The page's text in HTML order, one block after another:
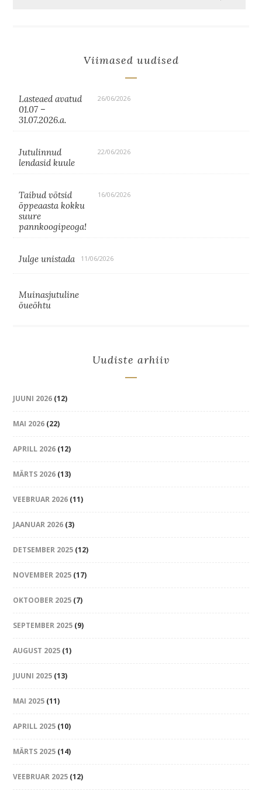
Viimased uudised
Lasteaed avatud
01.07 –
31.07.2026.a.
26/06/2026
Jutulinnud
lendasid kuule
22/06/2026
Taibud võtsid
õppeaasta kokku
suure
pannkoogipeoga!
16/06/2026
Julge unistada 11/06/2026
Muinasjutuline
õueõhtu
Uudiste arhiiv
JUUNI 2026 (12)
MAI 2026 (22)
APRILL 2026 (12)
MÄRTS 2026 (13)
VEEBRUAR 2026 (11)
JAANUAR 2026 (3)
DETSEMBER 2025 (12)
NOVEMBER 2025 (17)
OKTOOBER 2025 (7)
SEPTEMBER 2025 (9)
AUGUST 2025 (1)
JUUNI 2025 (13)
MAI 2025 (11)
APRILL 2025 (10)
MÄRTS 2025 (14)
VEEBRUAR 2025 (12)